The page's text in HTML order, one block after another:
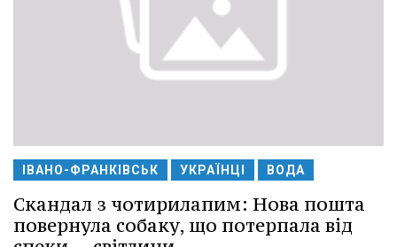
ІВАНО-ФРАНКІВСЬК УКРАЇНЦІ ВОДА
Скандал з чотирилапим: Нова пошта
повернула собаку, що потерпала від